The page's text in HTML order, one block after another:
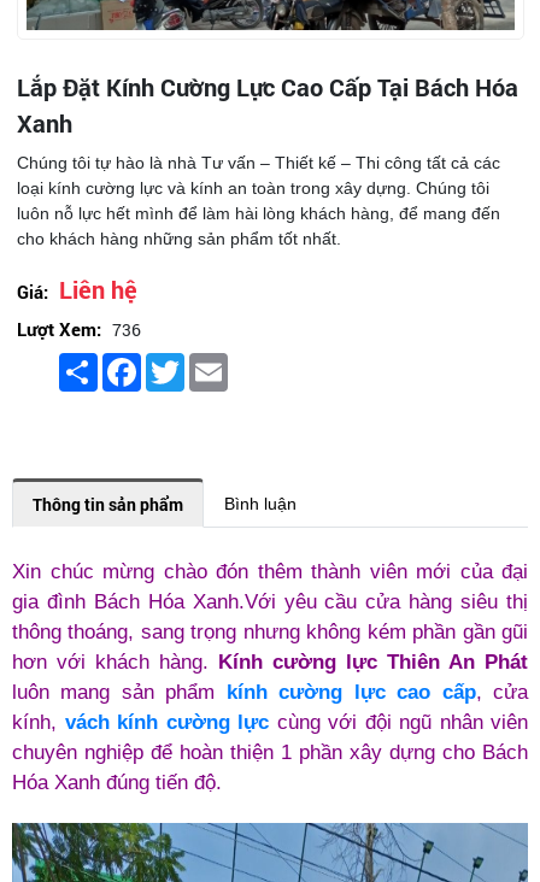
Lắp Đặt Kính Cường Lực Cao Cấp Tại Bách Hóa
Xanh
Chúng tôi tự hào là nhà Tư vấn – Thiết kế – Thi công tất cả các
loại kính cường lực và kính an toàn trong xây dựng. Chúng tôi
luôn nỗ lực hết mình để làm hài lòng khách hàng, để mang đến
cho khách hàng những sản phẩm tốt nhất.
Giá: Liên hệ
Lượt Xem: 736
ShareFacebook
TwitterEmail
Thông tin sản phẩm Bình luận
Xin chúc mừng chào đón thêm thành viên mới của đại
gia đình Bách Hóa Xanh.Với yêu cầu cửa hàng siêu thị
thông thoáng, sang trọng nhưng không kém phần gần gũi
hơn với khách hàng. Kính cường lực Thiên An Phát
luôn mang sản phẩm kính cường lực cao cấp, cửa
kính, vách kính cường lực cùng với đội ngũ nhân viên
chuyên nghiệp để hoàn thiện 1 phần xây dựng cho Bách
Hóa Xanh đúng tiến độ.